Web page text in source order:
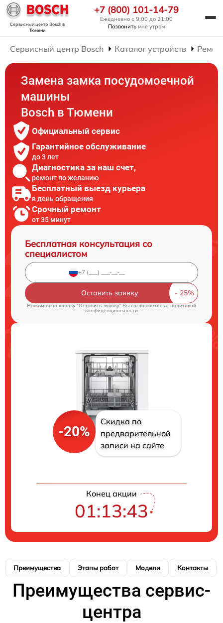
Сервисный центр Boschв
Тюмени
+7 (800) 101-14-79
Ежедневно с 9:00 до 21:00
Позвонить мне утром
Сервисный центр Bosch Каталог устройств
Замена замка посудомоечной
машины
Bosch в Тюмени
Официальный сервис
Гарантийное обслуживание
до 3 лет
Диагностика за наш счет,
ремонт по желанию
Бесплатный выезд курьера
в день обращения
Срочный ремонт
от 35 минут
Бесплатная консультация со
специалистом
Оставить заявку
Нажимая на кнопку "Оставить заявку" Вы соглашаетесь cполитикой
конфиденциальности
-20%
Скидка по
предварительной
записи на сайте
Конец акции
01:13:42
Преимущества Этапы работ Модели Контакты
Преимущества сервис-
центра